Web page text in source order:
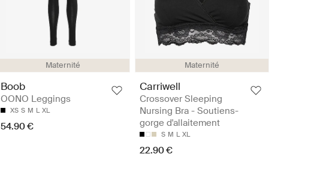
Maternité
Boob
OONO Leggings
XS S M L XL
54.90 €
Maternité
Carriwell
Crossover Sleeping
Nursing Bra - Soutiens-
gorge d'allaitement
S M L XL
22.90 €